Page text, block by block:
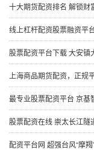
十大期货配资排名 解锁财富
线上杠杆配资股票融资平台
股票配资平台下载 大安镇
上海商品期货配资，正规
最专业股票配资平台 京基
股票配资在线 崇太长江隧
配资平台网 超强台风“摩